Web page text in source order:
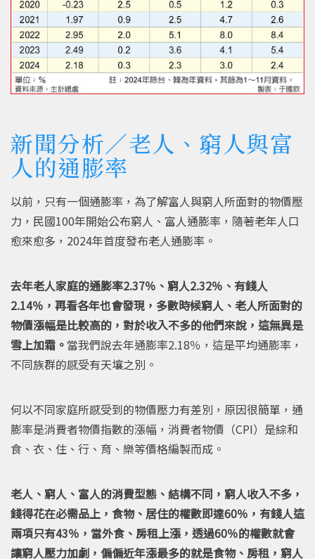
新聞分析／老人、窮人與富
人的通膨率
以前，只有一個通膨率，為了解富人與窮人所面對的物價壓
力，民國100年開始公布窮人、富人通膨率，隨著老年人口
愈來愈多，2024年首度發布老人通膨率。
去年老人家庭的通膨率2.37％、窮人2.32％、有錢人
2.14％，再看各年也會發現，多數時候窮人、老人所面對的
物價漲幅是比較高的，對於收入不多的他們來說，這無異是
雪上加霜。 當我們說去年通膨率2.18％，這是平均通膨率，
不同族群的感受有天壤之別。
何以不同家庭所感受到的物價壓力有差別，原因很簡單，通
膨率是消費者物價指數的漲幅，消費者物價（CPI）是綜和
食、衣、住、行、育、樂等價格編製而成。
老人、窮人、富人的消費型態、結構不同，窮人收入不多，
錢得花在必需品上，食物、居住的權數即達60％，有錢人這
兩項只有43％，當外食、房租上漲，透過60％的權數就會
讓窮人壓力加劇，偏偏近年漲最多的就是食物、房租，窮人